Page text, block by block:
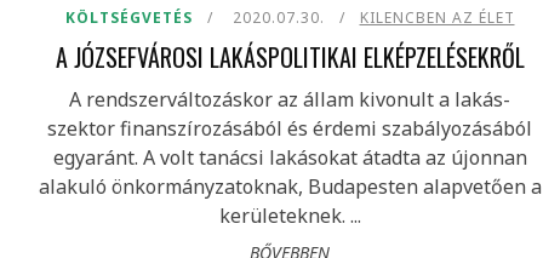
KÖLTSÉGVETÉS 2020.07.30. KILENCBEN AZ ÉLET
A JÓZSEFVÁROSI LAKÁSPOLITIKAI ELKÉPZELÉSEKRŐL
A rendszerváltozáskor az állam kivonult a lakás-
szektor finanszírozásából és érdemi szabályozásából
egyaránt. A volt tanácsi lakásokat átadta az újonnan
alakuló önkormányzatoknak, Budapesten alapvetően a
kerületeknek. ...
BŐVEBBEN